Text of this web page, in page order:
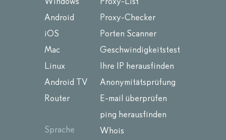
Android
iOS
Mac
Linux
Android TV
Router
Sprache
Proxy-Checker
Porten Scanner
Geschwindigkeitstest
Ihre IP herausfinden
Anonymitätsprüfung
E-mail überprüfen
ping herausfinden
Whois